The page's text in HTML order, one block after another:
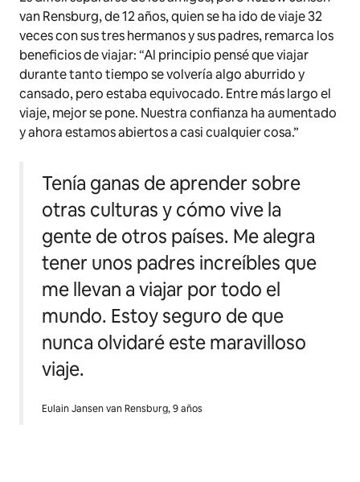
van Rensburg, de 12 años, quien se ha ido de viaje 32
veces con sus tres hermanos y sus padres, remarca los
beneficios de viajar: “Al principio pensé que viajar
durante tanto tiempo se volvería algo aburrido y
cansado, pero estaba equivocado. Entre más largo el
viaje, mejor se pone. Nuestra confianza ha aumentado
y ahora estamos abiertos a casi cualquier cosa.”
Tenía ganas de aprender sobre
otras culturas y cómo vive la
gente de otros países. Me alegra
tener unos padres increíbles que
me llevan a viajar por todo el
mundo. Estoy seguro de que
nunca olvidaré este maravilloso
viaje.
Eulain Jansen van Rensburg, 9 años